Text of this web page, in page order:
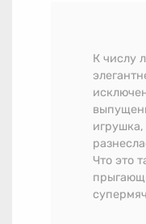
К числу
Что это